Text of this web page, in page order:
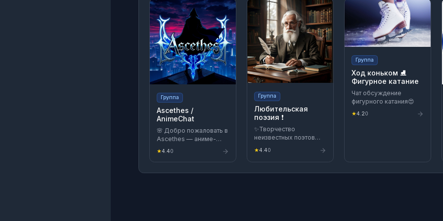
Группа
Ascethes /
AnimeChat
🌸 Добро пожаловать в
Ascethes — аниме-
аниме, мангу,
персонажей, делимся
★4.40
Группа
Любительская
поэзия ❗️
✨Творчество
неизвестных поэтов
суд… ✨Комментарии и
Ваше мнение
интересно…❗️
★4.40
Группа
Ход коньком ⛸️
Фигурное катание
Чат обсуждение
фигурного катания😍
★4.20